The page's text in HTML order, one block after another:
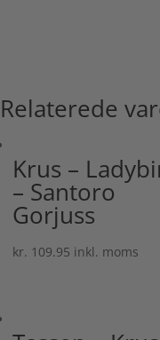
Relaterede
Krus –
– Santoro
Gorjuss
kr. 109.95 inkl. moms